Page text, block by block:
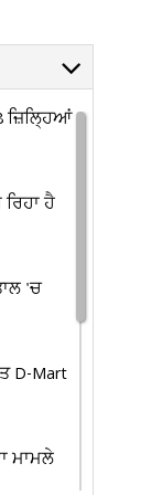
ਜ਼ਿਲ੍ਹਿਆਂ
ਹੈ
'ਚ
D-Mart
ਮਾਮਲੇ